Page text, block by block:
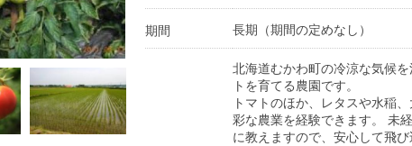
期間 長期（期間の定めなし）
北海道むかわ町の冷涼な気候
トを育てる農園です。
トマトのほか、レタスや水稲
彩な農業を経験できます。 未
に教えますので、安心して飛び